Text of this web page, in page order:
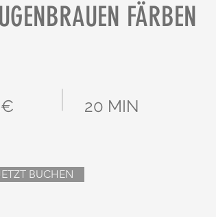
FÄRBEN
20 MIN
BUCHEN